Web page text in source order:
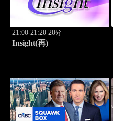
21:00-21:20 20分
Insight(再)